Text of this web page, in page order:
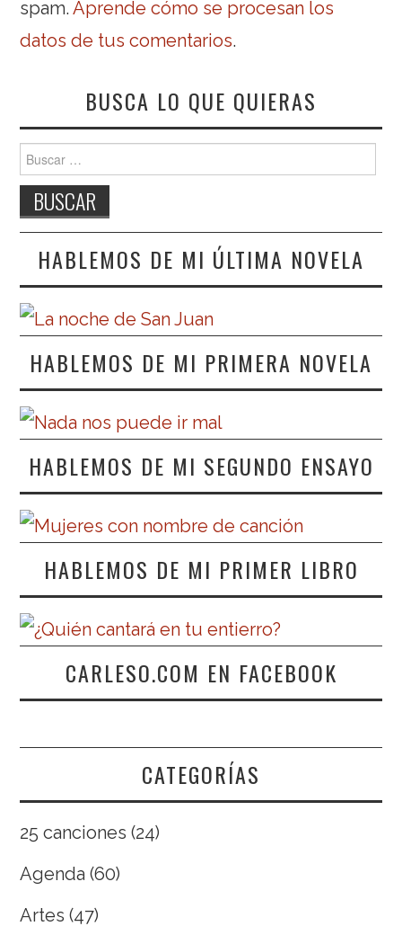
spam.Aprende cómo se procesan los
datos de tus comentarios.
BUSCA LO QUE QUIERAS
Buscar:
HABLEMOS DE MI ÚLTIMA NOVELA
HABLEMOS DE MI PRIMERA NOVELA
HABLEMOS DE MI SEGUNDO ENSAYO
HABLEMOS DE MI PRIMER LIBRO
CARLESO.COM EN FACEBOOK
CATEGORÍAS
25 canciones (24)
Agenda (60)
Artes (47)